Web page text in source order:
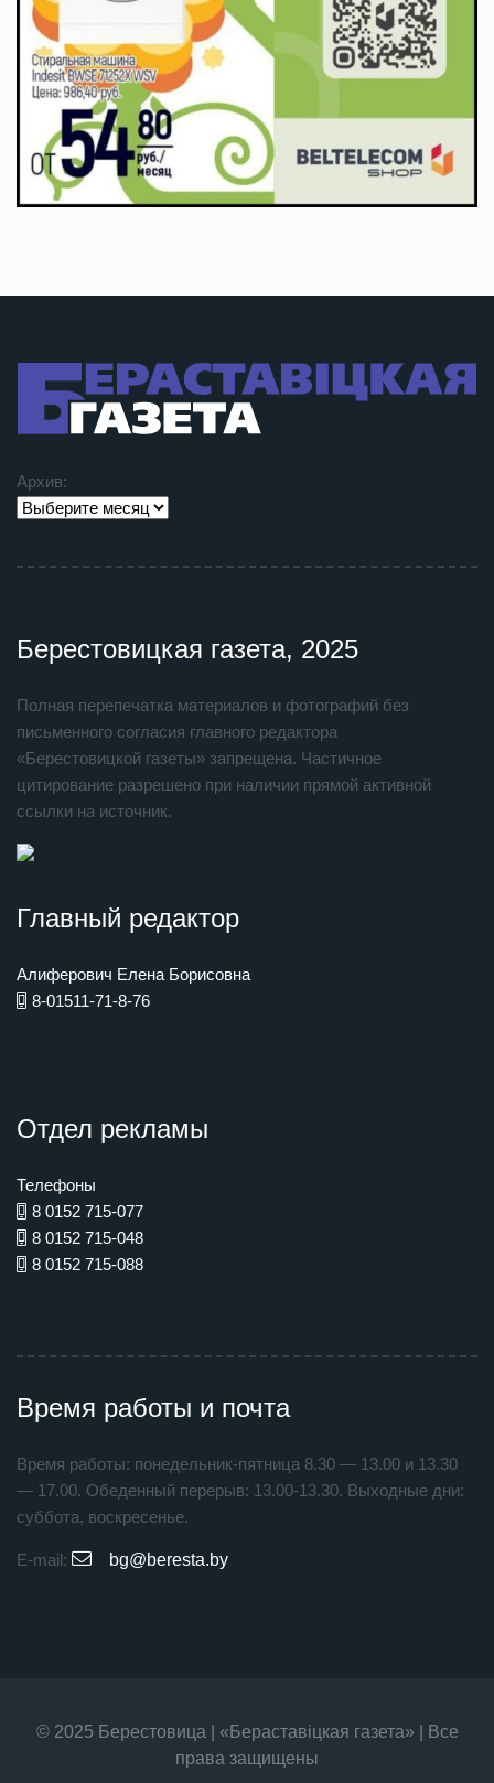
Архив:
Берестовицкая газета, 2025
Полная перепечатка материалов и фотографий без
письменного согласия главного редактора
«Берестовицкой газеты» запрещена. Частичное
цитирование разрешено при наличии прямой активной
ссылки на источник.
Главный редактор
Алиферович Елена Борисовна
8-01511-71-8-76
Отдел рекламы
Телефоны
8 0152 715-077
8 0152 715-048
8 0152 715-088
Время работы и почта
Время работы: понедельник-пятница 8.30 — 13.00 и 13.30
— 17.00. Обеденный перерыв: 13.00-13.30. Выходные дни:
суббота, воскресенье.
E-mail: bg@beresta.by
© 2025 Берестовица | «Бераставiцкая газета» | Все
права защищены